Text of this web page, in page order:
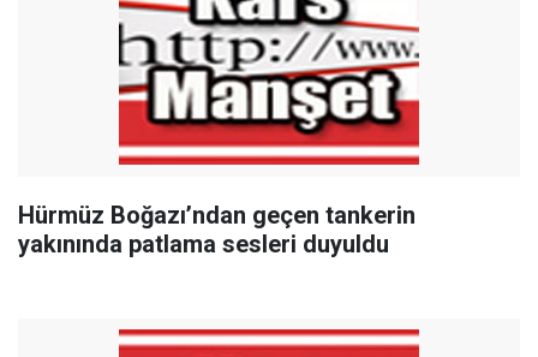
Hürmüz Boğazı’ndan geçen tankerin
yakınında patlama sesleri duyuldu